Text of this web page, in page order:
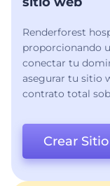
Renderforest
proporcionando
conectar tu
asegurar tu sitio
contrato total
Crear